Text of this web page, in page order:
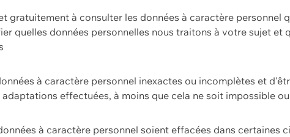
à consulter les données à caractère personnel
quelles données personnelles nous traitons à votre sujet et
à caractère personnel inexactes ou incomplètes et
effectuées, à moins que cela ne soit impossible
à caractère personnel soient effacées dans certaines